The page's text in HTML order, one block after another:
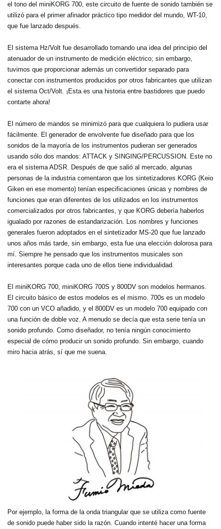
el tono del miniKORG 700, este circuito de fuente de sonido también se
utilizó para el primer afinador práctico tipo medidor del mundo, WT-10,
que fue lanzado después.
El sistema Hz/Volt fue desarrollado tomando una idea del principio del
atenuador de un instrumento de medición eléctrico; sin embargo,
tuvimos que proporcionar además un convertidor separado para
conectar con instrumentos producidos por otros fabricantes que utilizan
el sistema Oct/Volt. ¡Esta es una historia entre bastidores que puedo
contarte ahora!
El número de mandos se minimizó para que cualquiera lo pudiera usar
fácilmente. El generador de envolvente fue diseñado para que los
sonidos de la mayoría de los instrumentos pudieran ser generados
usando sólo dos mandos: ATTACK y SINGING/PERCUSSION. Este no
era el sistema ADSR. Después de que salió al mercado, algunas
personas de la industria comentaron que los sintetizadores KORG (Keio
Giken en ese momento) tenían especificaciones únicas y nombres de
funciones que eran diferentes de los utilizados en los instrumentos
comercializados por otros fabricantes, y que KORG debería haberlos
igualado por razones de estandarización. Los nombres y funciones
generales fueron adoptados en el sintetizador MS-20 que fue lanzado
unos años más tarde, sin embargo, esta fue una elección dolorosa para
mí. Siempre he pensado que los instrumentos musicales son
interesantes porque cada uno de ellos tiene individualidad.
El miniKORG 700, miniKORG 700S y 800DV son modelos hermanos.
El circuito básico de estos modelos es el mismo. 700s es un modelo
700 con un VCO añadido, y el 800DV es un modelo 700 equipado con
una función de doble voz. A menudo se decía que esta serie tenía un
sonido profundo. Como diseñador, no tenía ningún conocimiento
especial de cómo producir un sonido profundo. Sin embargo, cuando
miro hacia atrás, sí que me suena.
Por ejemplo, la forma de la onda triangular que se utiliza como fuente
de sonido puede haber sido la razón. Cuando intenté hacer una forma